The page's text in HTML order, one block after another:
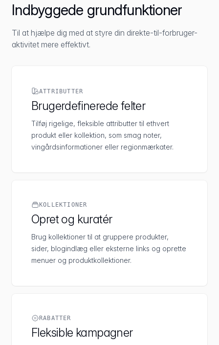
Indbyggede grundfunktioner
Til at hjælpe dig med at styre din direkte-til-forbruger-
aktivitet mere effektivt.
ATTRIBUTTER
Brugerdefinerede felter
Tilføj rigelige, fleksible attributter til ethvert
produkt eller kollektion, som smag noter,
vingårdsinformationer eller regionmærkater.
KOLLEKTIONER
Opret og kuratér
Brug kollektioner til at gruppere produkter,
sider, blogindlæg eller eksterne links og oprette
menuer og produktkollektioner.
RABATTER
Fleksible kampagner